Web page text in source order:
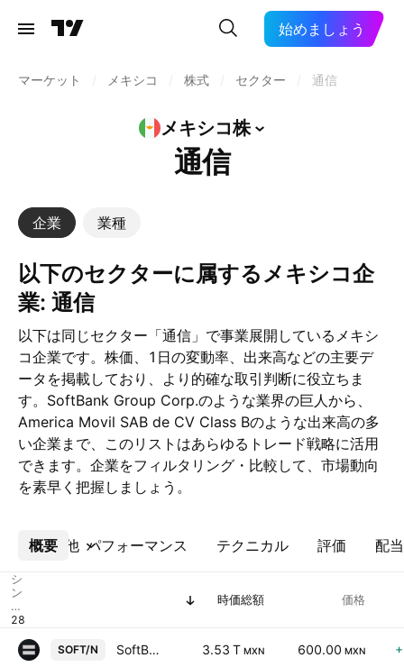
始めましょう
マーケット メキシコ 株式 セクター 通信
メキシコ株
通信
企業 業種
以下のセクターに属するメキシコ企
業: 通信
以下は同じセクター「通信」で事業展開しているメキシ
コ企業です。株価、1日の変動率、出来高などの主要デ
ータを掲載しており、より的確な取引判断に役立ちま
す。SoftBank Group Corp.のような業界の巨人から、
America Movil SAB de CV Class Bのような出来高の多
い企業まで、このリストはあらゆるトレード戦略に活用
できます。企業をフィルタリング・比較して、市場動向
を素早く把握しましょう。
概要 パフォーマンス テクニカル 評価 配当
その他
シ
ン
ボ
ル
時価総額 価格
SOFT/N SoftBank Group Corp. 3.53 T MXN 600.00 MXN